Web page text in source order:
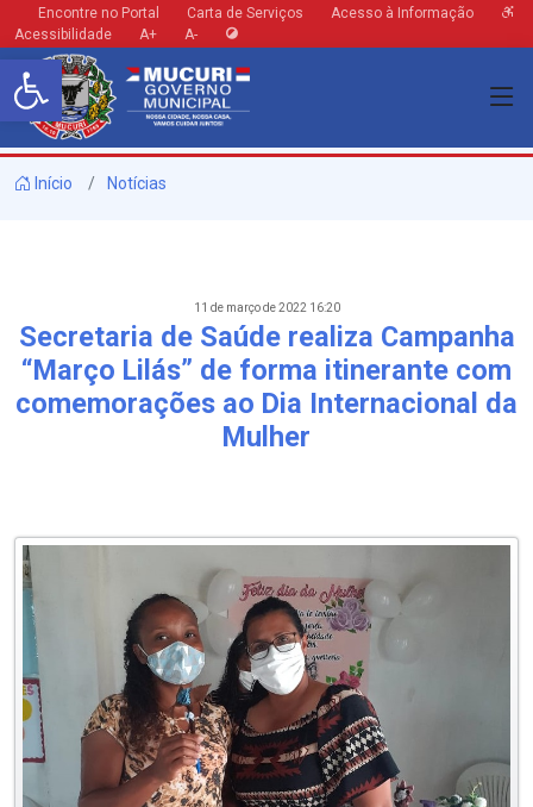
Barra de Ferramentas Aberta
Encontre no Portal Carta de Serviços
Acesso à Informação
Acessibilidade
A+ A-
Início Notícias
11 de março de 2022 16:20
Secretaria de Saúde realiza Campanha
“Março Lilás” de forma itinerante com
comemorações ao Dia Internacional da
Mulher